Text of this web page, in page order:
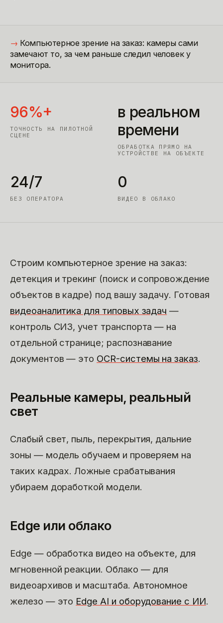
→ Компьютерное зрение на заказ: камеры сами
замечают то, за чем раньше следил человек у
монитора.
96%+
ТОЧНОСТЬ НА ПИЛОТНОЙ
СЦЕНЕ
в реальном
времени
ОБРАБОТКА ПРЯМО НА
УСТРОЙСТВЕ НА ОБЪЕКТЕ
24/7
БЕЗ ОПЕРАТОРА
0
ВИДЕО В ОБЛАКО
Строим компьютерное зрение на заказ:
детекция и трекинг (поиск и сопровождение
объектов в кадре) под вашу задачу. Готовая
видеоаналитика для типовых задач —
контроль СИЗ, учет транспорта — на
отдельной странице; распознавание
документов — это OCR-системы на заказ.
Реальные камеры, реальный
свет
Слабый свет, пыль, перекрытия, дальние
зоны — модель обучаем и проверяем на
таких кадрах. Ложные срабатывания
убираем доработкой модели.
Edge или облако
Edge — обработка видео на объекте, для
мгновенной реакции. Облако — для
видеоархивов и масштаба. Автономное
железо — это Edge AI и оборудование с ИИ.